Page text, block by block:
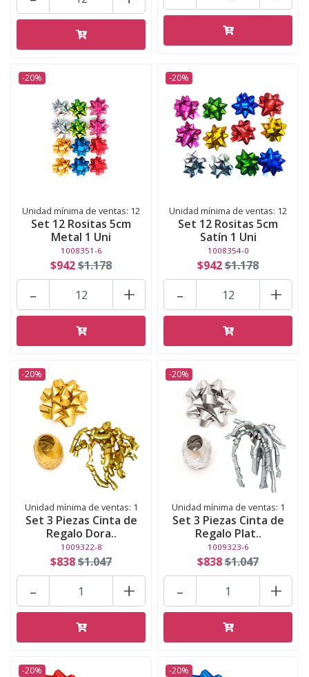
-20%
Unidad mínima de ventas: 12
Set 12 Rositas 5cm
Metal 1 Uni
1008351-6
$942$1.178
+
-
-20%
Unidad mínima de ventas: 12
Set 12 Rositas 5cm
Satín 1 Uni
1008354-0
$942$1.178
+
-
-20%
Unidad mínima de ventas: 1
Set 3 Piezas Cinta de
Regalo Dora..
1009322-8
$838$1.047
+
-
-20%
Unidad mínima de ventas: 1
Set 3 Piezas Cinta de
Regalo Plat..
1009323-6
$838$1.047
+
-
-20% -20%